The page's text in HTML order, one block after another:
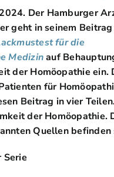
Der Hamburger
geht in seinem Beitrag
für die
Medizinauf
der Homöopathie ein.
für
Beitrag in vier
der Homöopathie.
Quellen befinden
Serie